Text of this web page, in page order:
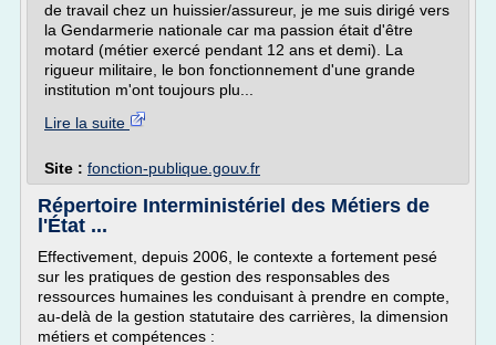
de travail chez un huissier/assureur, je me suis dirigé vers
la Gendarmerie nationale car ma passion était d'être
motard (métier exercé pendant 12 ans et demi). La
rigueur militaire, le bon fonctionnement d'une grande
institution m'ont toujours plu...
Lire la suite
Site : fonction-publique.gouv.fr
Répertoire Interministériel des Métiers de
l'État ...
Effectivement, depuis 2006, le contexte a fortement pesé
sur les pratiques de gestion des responsables des
ressources humaines les conduisant à prendre en compte,
au-delà de la gestion statutaire des carrières, la dimension
métiers et compétences :